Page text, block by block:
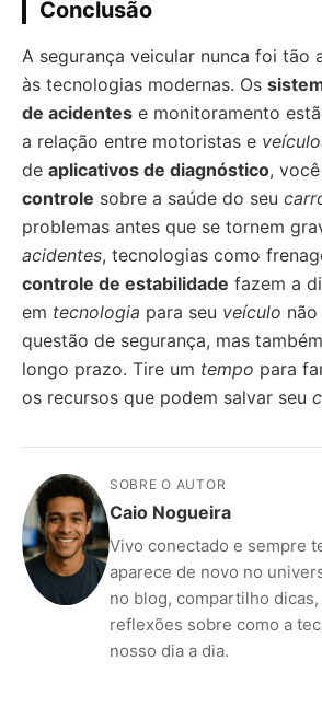
Conclusão
A segurança veicular nunca foi tão
às tecnologias modernas. Os
de acidentes e monitoramento
a relação entre motoristas e
de aplicativos de diagnóstico,
controle sobre a saúde do seu
problemas antes que se tornem
acidentes, tecnologias como
controle de estabilidade fazem a
em tecnologia para seu veículo
questão de segurança, mas
longo prazo. Tire um tempo para
os recursos que podem salvar seu
SOBRE O AUTOR
Caio Nogueira
Vivo conectado e sempre
aparece de novo no
no blog, compartilho
reflexões sobre como a
nosso dia a dia.